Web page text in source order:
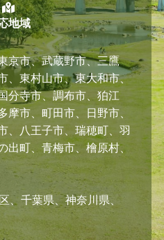
地域
京市、武蔵野市、三鷹
、東村山市、東大和市、
分寺市、調布市、狛江
摩市、町田市、日野市、
、八王子市、瑞穂町、羽
出町、青梅市、檜原村、
、千葉県、神奈川県、